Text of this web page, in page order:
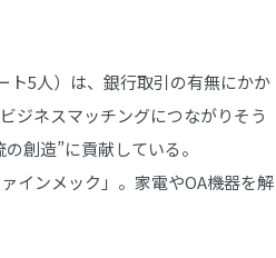
5人）は、銀行取引の有無にかか
ジネスマッチングにつながりそう
創造”に貢献している。
インメック」。家電やOA機器を解